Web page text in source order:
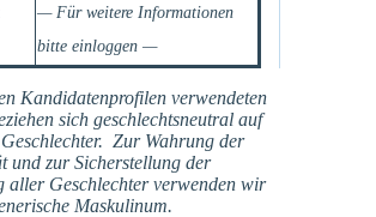
— Für weitere Informationen
bitte einloggen —
Kandidatenprofilen verwendeten
sich geschlechtsneutral auf
Zur Wahrung der
und zur Sicherstellung der
aller Geschlechter verwenden wir
Maskulinum.